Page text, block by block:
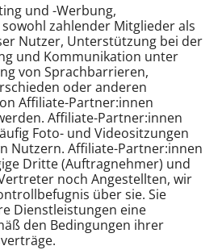
und -Werbung,
zahlender Mitglieder als
Nutzer, Unterstützung bei der
und Kommunikation unter
von Sprachbarrieren,
oder anderen
Affiliate-Partner:innen
Affiliate-Partner:innen
Foto- und Videositzungen
Nutzern. Affiliate-Partner:innen
Dritte (Auftragnehmer) und
noch Angestellten, wir
über sie. Sie
Dienstleistungen eine
den Bedingungen ihrer